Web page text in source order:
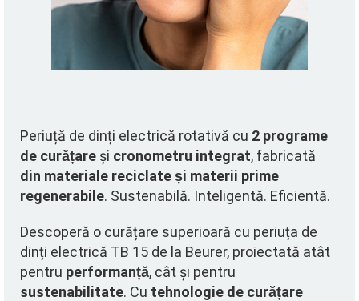
Periuță de dinți electrică rotativă cu 2 programe
de curățare și cronometru integrat, fabricată
din materiale reciclate și materii prime
regenerabile. Sustenabilă. Inteligentă. Eficientă.
Descoperă o curățare superioară cu periuța de
dinți electrică TB 15 de la Beurer, proiectată atât
pentru performanță, cât și pentru
sustenabilitate. Cu tehnologie de curățare